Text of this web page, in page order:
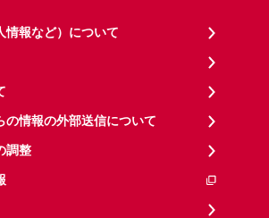
情報など）について
の情報の外部送信について
調整